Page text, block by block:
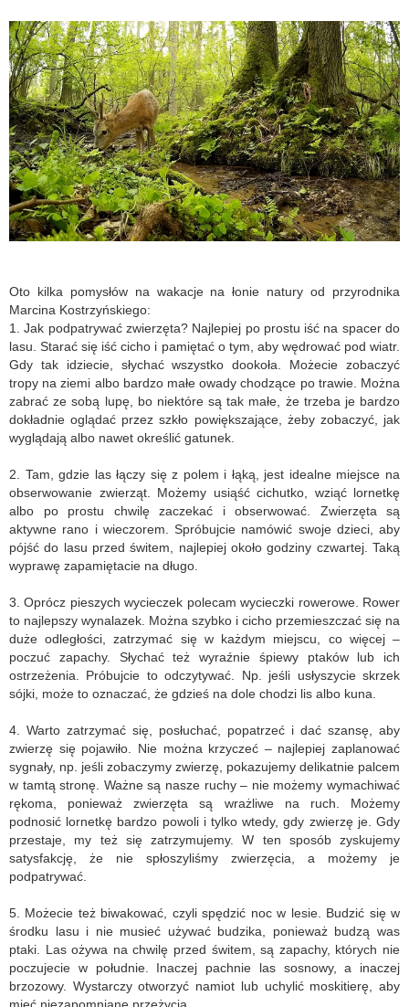
Oto kilka pomysłów na wakacje na łonie natury od przyrodnika
Marcina Kostrzyńskiego:
1. Jak podpatrywać zwierzęta? Najlepiej po prostu iść na spacer do
lasu. Starać się iść cicho i pamiętać o tym, aby wędrować pod wiatr.
Gdy tak idziecie, słychać wszystko dookoła. Możecie zobaczyć
tropy na ziemi albo bardzo małe owady chodzące po trawie. Można
zabrać ze sobą lupę, bo niektóre są tak małe, że trzeba je bardzo
dokładnie oglądać przez szkło powiększające, żeby zobaczyć, jak
wyglądają albo nawet określić gatunek.
2. Tam, gdzie las łączy się z polem i łąką, jest idealne miejsce na
obserwowanie zwierząt. Możemy usiąść cichutko, wziąć lornetkę
albo po prostu chwilę zaczekać i obserwować. Zwierzęta są
aktywne rano i wieczorem. Spróbujcie namówić swoje dzieci, aby
pójść do lasu przed świtem, najlepiej około godziny czwartej. Taką
wyprawę zapamiętacie na długo.
3. Oprócz pieszych wycieczek polecam wycieczki rowerowe. Rower
to najlepszy wynalazek. Można szybko i cicho przemieszczać się na
duże odległości, zatrzymać się w każdym miejscu, co więcej –
poczuć zapachy. Słychać też wyraźnie śpiewy ptaków lub ich
ostrzeżenia. Próbujcie to odczytywać. Np. jeśli usłyszycie skrzek
sójki, może to oznaczać, że gdzieś na dole chodzi lis albo kuna.
4. Warto zatrzymać się, posłuchać, popatrzeć i dać szansę, aby
zwierzę się pojawiło. Nie można krzyczeć – najlepiej zaplanować
sygnały, np. jeśli zobaczymy zwierzę, pokazujemy delikatnie palcem
w tamtą stronę. Ważne są nasze ruchy – nie możemy wymachiwać
rękoma, ponieważ zwierzęta są wrażliwe na ruch. Możemy
podnosić lornetkę bardzo powoli i tylko wtedy, gdy zwierzę je. Gdy
przestaje, my też się zatrzymujemy. W ten sposób zyskujemy
satysfakcję, że nie spłoszyliśmy zwierzęcia, a możemy je
podpatrywać.
5. Możecie też biwakować, czyli spędzić noc w lesie. Budzić się w
środku lasu i nie musieć używać budzika, ponieważ budzą was
ptaki. Las ożywa na chwilę przed świtem, są zapachy, których nie
poczujecie w południe. Inaczej pachnie las sosnowy, a inaczej
brzozowy. Wystarczy otworzyć namiot lub uchylić moskitierę, aby